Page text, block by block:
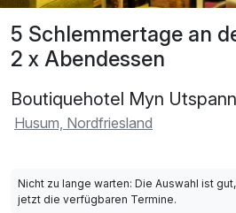
5 Schlemmertage an
2 x Abendessen
Boutiquehotel Myn Utspann
Husum, Nordfriesland
Nicht zu lange warten: Die Auswahl ist
jetzt die verfügbaren Termine.